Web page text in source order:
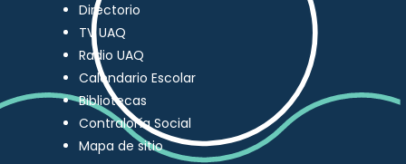
Directorio
TV UAQ
Radio UAQ
Calendario Escolar
Bibliotecas
Contraloría Social
Mapa de sitio